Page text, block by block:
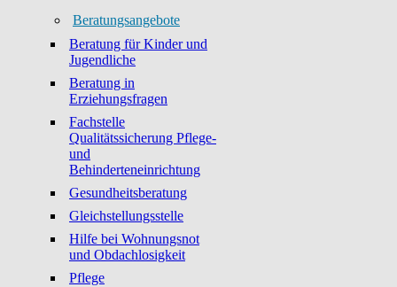
Beratungsangebote
Beratung für Kinder und
Jugendliche
Beratung in
Erziehungsfragen
Fachstelle
Qualitätssicherung Pflege-
und
Behinderteneinrichtung
Gesundheitsberatung
Gleichstellungsstelle
Hilfe bei Wohnungsnot
und Obdachlosigkeit
Pflege